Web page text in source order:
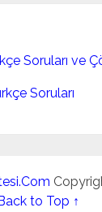
Soruları ve
Soruları
Back to Top ↑